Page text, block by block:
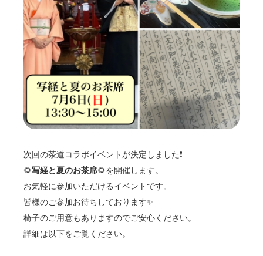
次回の茶道コラボイベントが決定しました❗️
🌻写経と夏のお茶席🌻を開催します。
お気軽に参加いただけるイベントです。
皆様のご参加お待ちしております✨
椅子のご用意もありますのでご安心ください。
詳細は以下をご覧ください。